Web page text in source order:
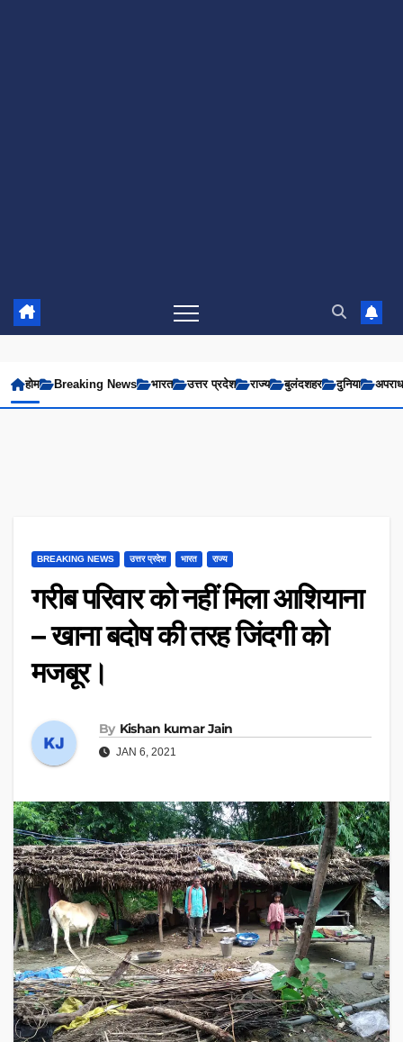
होम Breaking News भारत उत्तर प्रदेश राज्य बुलंदशहर दुनिया अपराध
BREAKING NEWS उत्तर प्रदेश भारत राज्य
गरीब परिवार को नहीं मिला आशियाना
– खाना बदोष की तरह जिंदगी को
मजबूर।
By Kishan kumar Jain
JAN 6, 2021